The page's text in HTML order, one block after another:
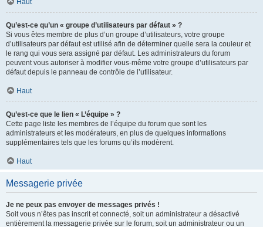
Haut
Qu’est-ce qu’un « groupe d’utilisateurs par défaut » ?
Si vous êtes membre de plus d’un groupe d’utilisateurs, votre groupe
d’utilisateurs par défaut est utilisé afin de déterminer quelle sera la couleur et
le rang qui vous sera assigné par défaut. Les administrateurs du forum
peuvent vous autoriser à modifier vous-même votre groupe d’utilisateurs par
défaut depuis le panneau de contrôle de l’utilisateur.
Haut
Qu’est-ce que le lien « L’équipe » ?
Cette page liste les membres de l’équipe du forum que sont les
administrateurs et les modérateurs, en plus de quelques informations
supplémentaires tels que les forums qu’ils modèrent.
Haut
Messagerie privée
Je ne peux pas envoyer de messages privés !
Soit vous n’êtes pas inscrit et connecté, soit un administrateur a désactivé
entièrement la messagerie privée sur le forum, soit un administrateur ou un